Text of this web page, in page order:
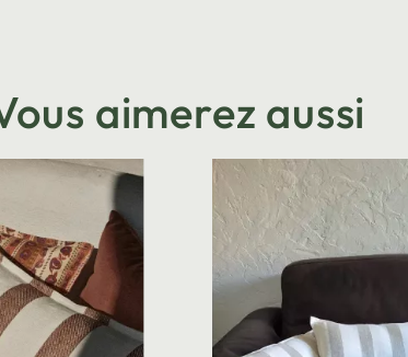
aimerez aussi